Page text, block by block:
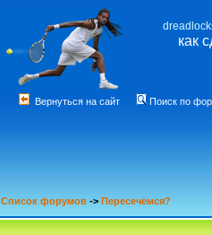
как
Вернуться на сайт Поиск по
Список форумов -> Пересечёмся?